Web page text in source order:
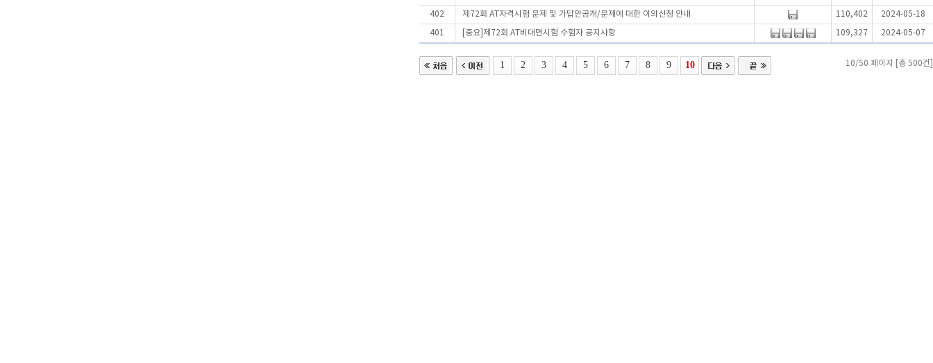
402 제72회 AT자격시험 문제 및 가답안공개/문제에 대한 이의신청 안내 110,402 2024-05-18
401 [중요]제72회 AT비대면시험 수험자 공지사항 109,327 2024-05-07
1 2 3 4 5 6 7 8 9 10 10/50 페이지 [총 500건]